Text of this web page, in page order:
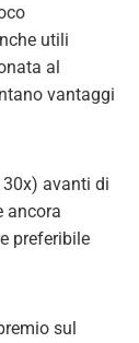
utili
al
vantaggi
avanti di
ancora
preferibile
sul